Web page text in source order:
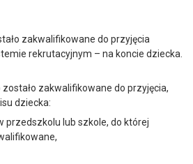
zakwalifikowane do przyjęcia
rekrutacyjnym – na koncie dziecka.
zakwalifikowane do przyjęcia,
dziecka:
przedszkolu lub szkole, do której